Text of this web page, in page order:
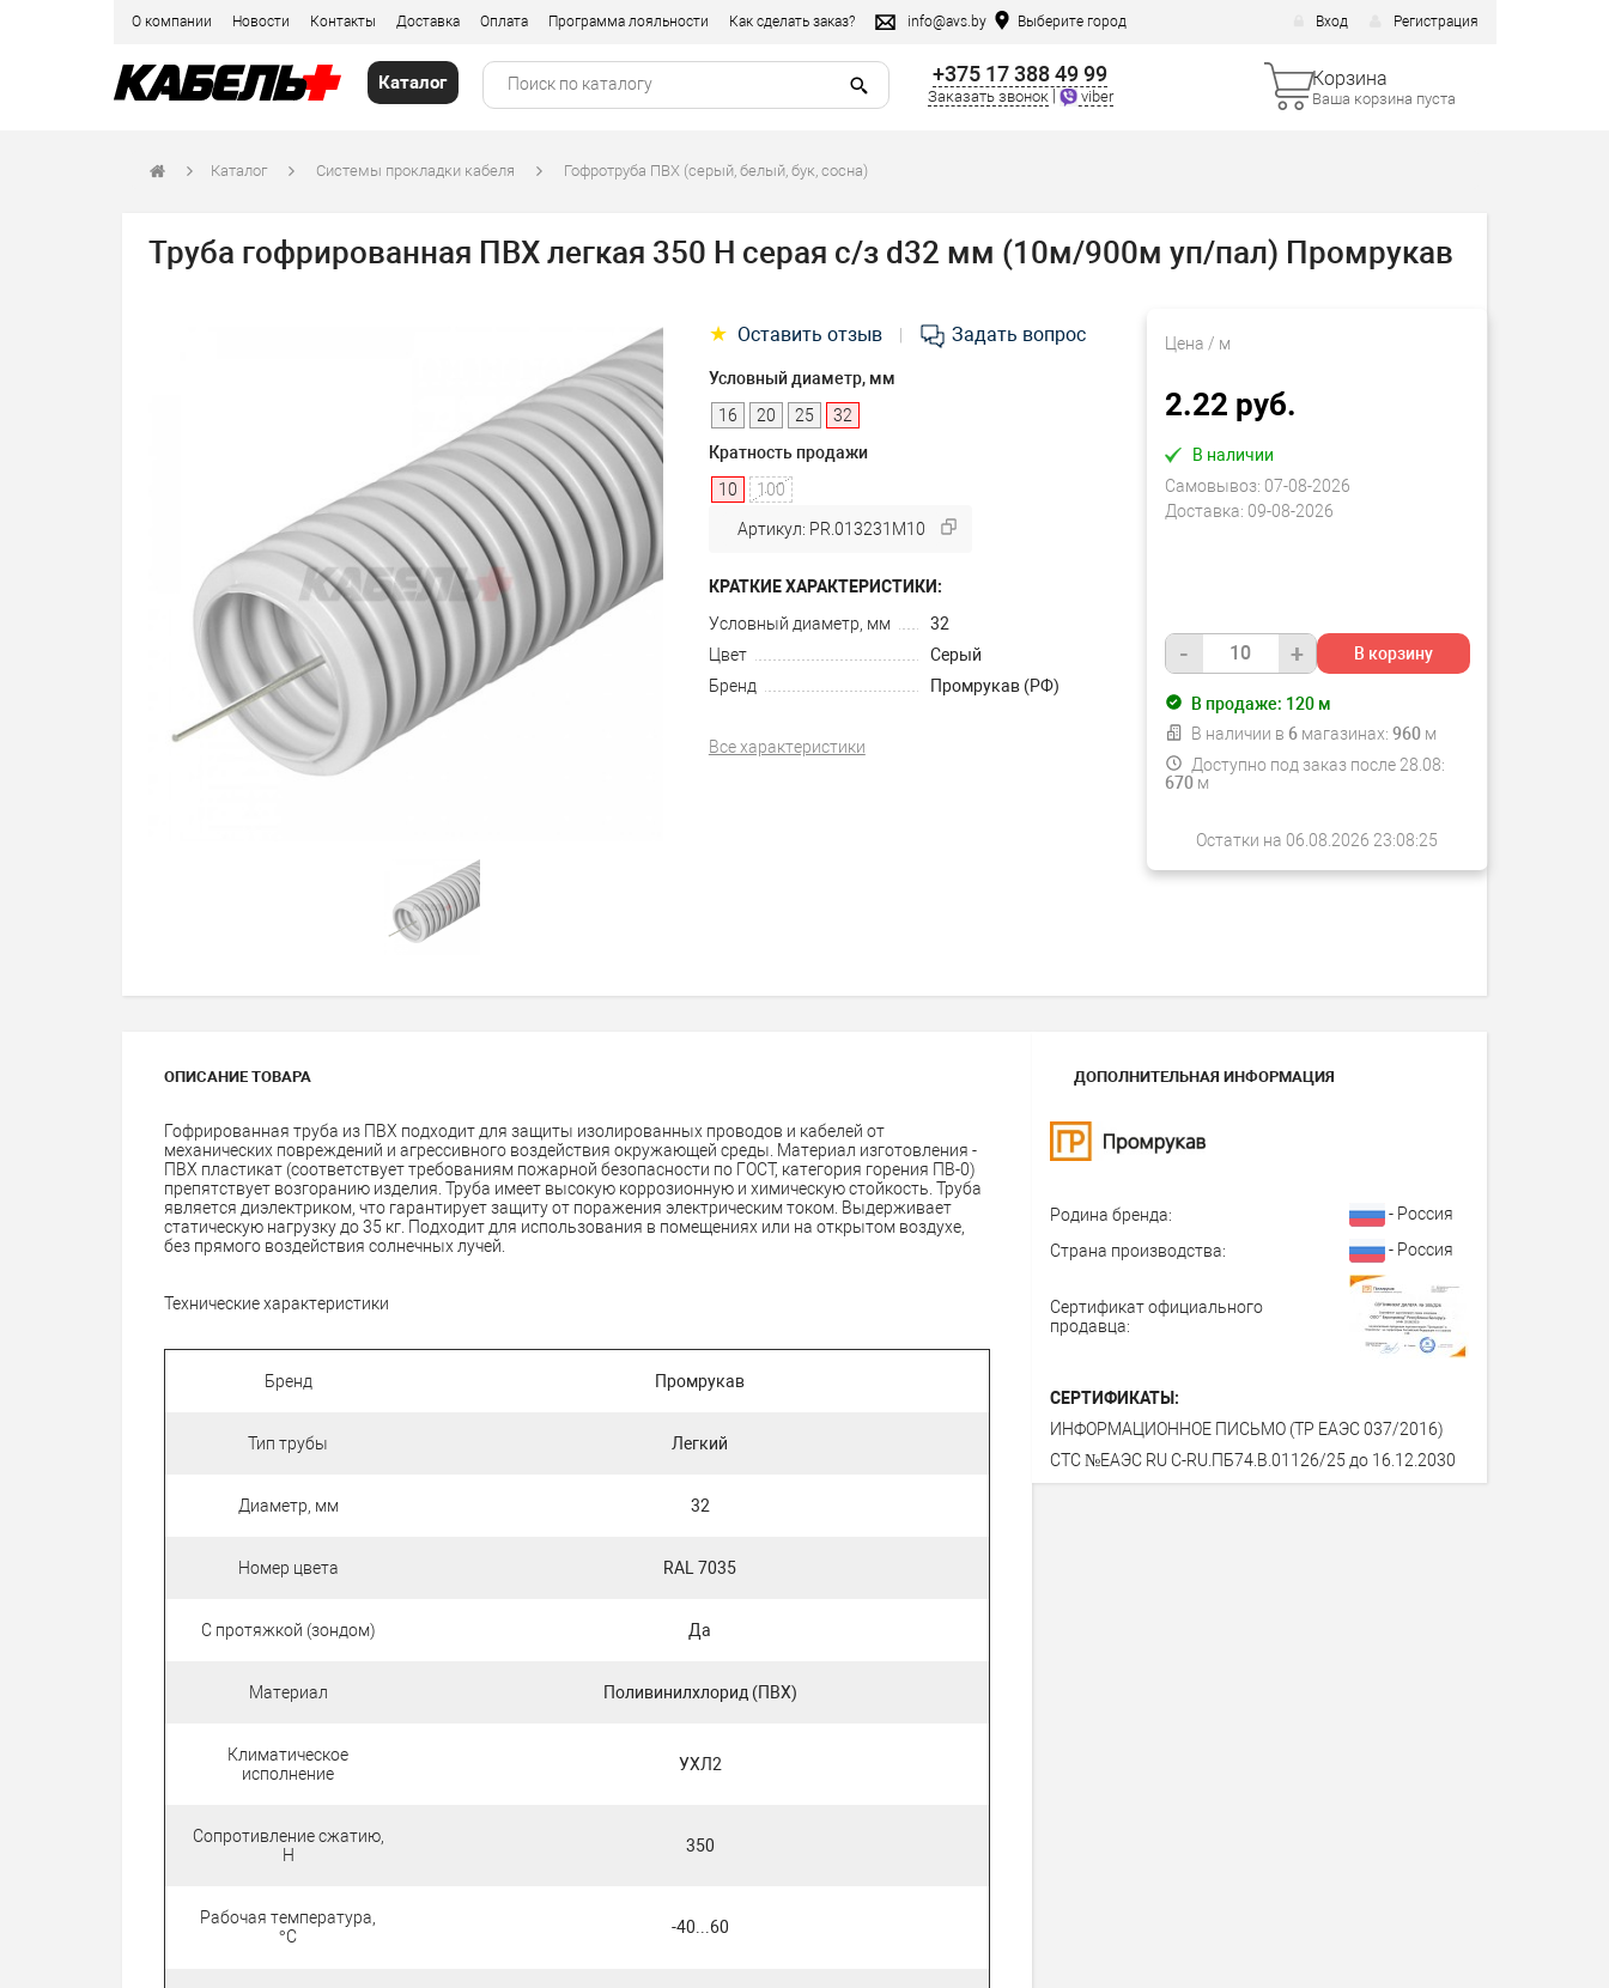
О компании Новости Контакты Доставка Оплата Программа лояльности Как сделать заказ? info@avs.by Выберите город Вход Регистрация
Каталог +375 17 388 49 99
Заказать звонок viber
Корзина
Ваша корзина пуста
Каталог Системы прокладки кабеля Гофротруба ПВХ (серый, белый, бук, сосна)
Труба гофрированная ПВХ легкая 350 Н серая с/з d32 мм (10м/900м уп/пал) Промрукав
Цена / м
2.22 руб.
В наличии
Самовывоз: 07-08-2026
Доставка: 09-08-2026
- + В корзину
В продаже: 120 м
В наличии в 6 магазинах: 960 м
Доступно под заказ после 28.08:
670м
Остатки на 06.08.2026 23:08:25
★ Оставить отзыв Задать вопрос
Условный диаметр, мм
16
20 25
32
Кратность продажи
10
100
Артикул: PR.013231М10
КРАТКИЕ ХАРАКТЕРИСТИКИ:
Условный диаметр, мм
32
Цвет
Серый
Бренд
Промрукав (РФ)
Все характеристики
ОПИСАНИЕ ТОВАРА
Гофрированная труба из ПВХ подходит для защиты изолированных проводов и кабелей от
механических повреждений и агрессивного воздействия окружающей среды. Материал изготовления -
ПВХ пластикат (соответствует требованиям пожарной безопасности по ГОСТ, категория горения ПВ-0)
препятствует возгоранию изделия. Труба имеет высокую коррозионную и химическую стойкость. Труба
является диэлектриком, что гарантирует защиту от поражения электрическим током. Выдерживает
статическую нагрузку до 35 кг. Подходит для использования в помещениях или на открытом воздухе,
без прямого воздействия солнечных лучей.
Технические характеристики
Бренд Промрукав
Тип трубы Легкий
Диаметр, мм 32
Номер цвета RAL 7035
С протяжкой (зондом) Да
Материал Поливинилхлорид (ПВХ)
Климатическое
исполнение
УХЛ2
Сопротивление сжатию,
Н
350
Рабочая температура,
°C
-40...60
ДОПОЛНИТЕЛЬНАЯ ИНФОРМАЦИЯ
Родина бренда:
- Россия
Страна производства:
- Россия
Сертификат официального
продавца:
СЕРТИФИКАТЫ:
ИНФОРМАЦИОННОЕ ПИСЬМО (ТР ЕАЭС 037/2016)
СТС №ЕАЭС RU C-RU.ПБ74.В.01126/25 до 16.12.2030